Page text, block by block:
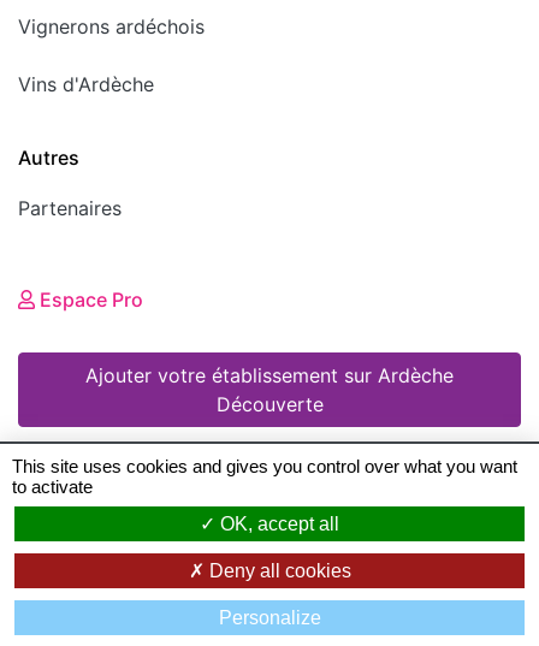
Vignerons ardéchois
Vins d'Ardèche
Autres
Partenaires
Espace Pro
Ajouter votre établissement sur Ardèche
Découverte
© 2008 - 2026 Ardèche Découverte •
légales•Conditions Générales d'Utilisation•
Création de sites Internet en Ardeche: Zéfyx ©
This site uses cookies and gives you control over what you want
to activate
OK, accept all
Deny all cookies
Personalize